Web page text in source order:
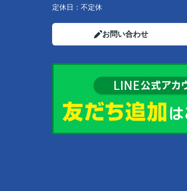
定休日： 不定休
お問い合わせ